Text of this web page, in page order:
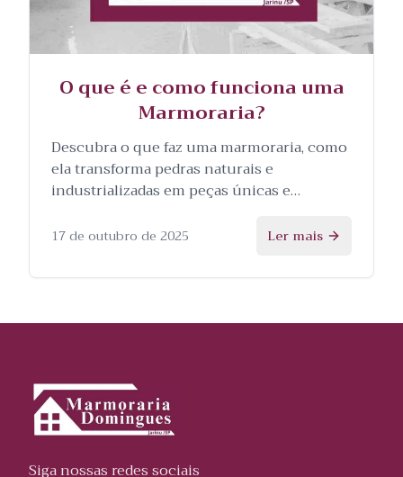
O que é e como funciona uma
Marmoraria?
Descubra o que faz uma marmoraria, como
ela transforma pedras naturais e
industrializadas em peças únicas e
processo.
17 de outubro de 2025 Ler mais
Siga nossas redes sociais